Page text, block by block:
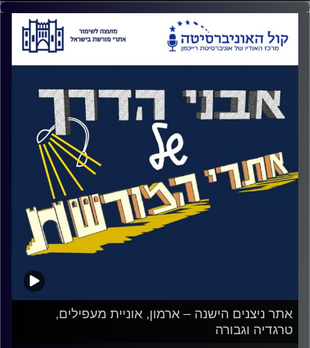
אתר ניצנים הישנה – ארמון, אוניית מעפילים,
טרגדיה וגבורה